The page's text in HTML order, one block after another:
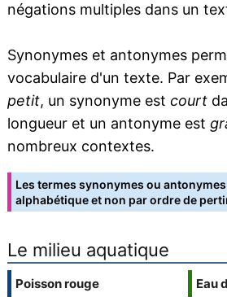
négations multiples dans un
Synonymes et antonymes
vocabulaire d'un texte. Par
petit, un synonyme est court
longueur et un antonyme est
nombreux contextes.
Les termes synonymes ou
alphabétique et non par ordre de
Le milieu aquatique
Poisson rouge
Eau